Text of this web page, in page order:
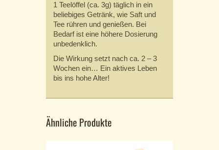
1 Teelöffel (ca. 3g) täglich in ein
beliebiges Getränk, wie Saft und
Tee rühren und genießen. Bei
Bedarf ist eine höhere Dosierung
unbedenklich.
Die Wirkung setzt nach ca. 2 – 3
Wochen ein… Ein aktives Leben
bis ins hohe Alter!
Ähnliche Produkte